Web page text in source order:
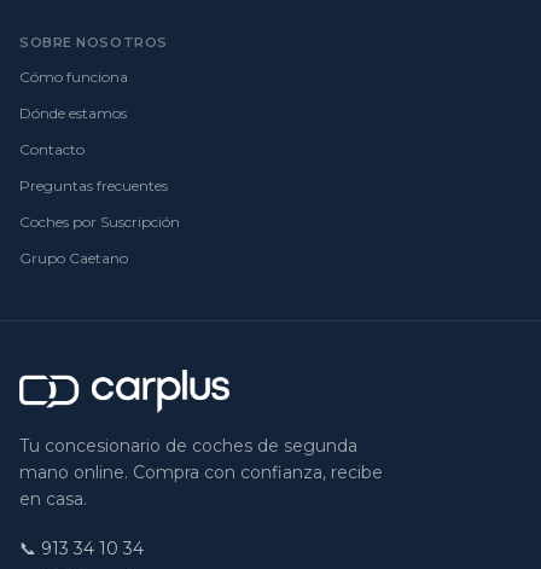
SOBRE NOSOTROS
Cómo funciona
Dónde estamos
Contacto
Preguntas frecuentes
Coches por Suscripción
Grupo Caetano
Tu concesionario de coches de segunda
mano online. Compra con confianza, recibe
en casa.
📞 913 34 10 34